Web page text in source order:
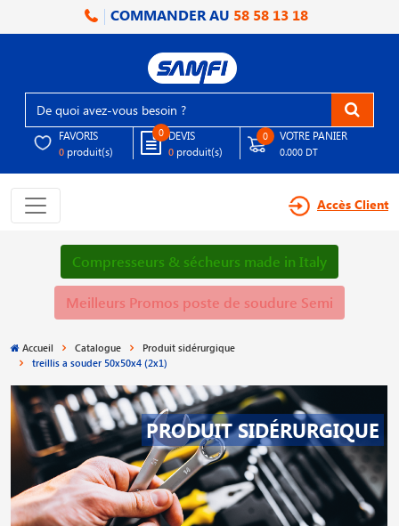
COMMANDER AU 58 58 13 18
FAVORIS
0 produit(s)
0 DEVIS
0 produit(s)
0 VOTRE PANIER
0.000 DT
Accès Client
Compresseurs & sécheurs made in Italy
Meilleurs Promos poste de soudure Semi
Accueil Catalogue
Produit sidérurgique
treillis a souder 50x50x4 (2x1)
PRODUIT SIDÉRURGIQUE